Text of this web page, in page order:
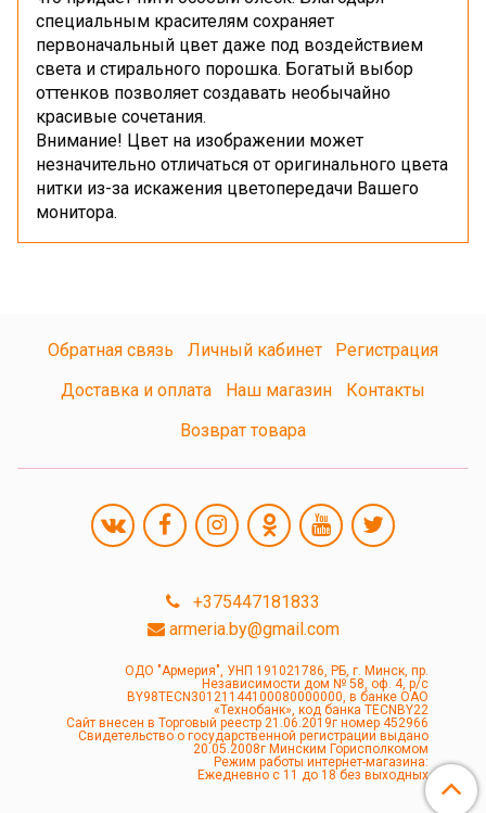
специальным красителям сохраняет
первоначальный цвет даже под воздействием
света и стирального порошка. Богатый выбор
оттенков позволяет создавать необычайно
красивые сочетания.
Внимание! Цвет на изображении может
незначительно отличаться от оригинального цвета
нитки из-за искажения цветопередачи Вашего
монитора.
Обратная связь Личный кабинет
Регистрация
Доставка и оплата
Наш магазин
Контакты
Возврат товара
+375447181833
armeria.by@gmail.com
ОДО "Армерия", УНП 191021786, РБ, г. Минск, пр.
Независимости дом № 58, оф. 4, р/с
BY98TECN30121144100080000000, в банке ОАО
«Технобанк», код банка TECNBY22
Сайт внесен в Торговый реестр 21.06.2019г номер 452966
Свидетельство о государственной регистрации выдано
20.05.2008г Минским Горисполкомом
Режим работы интернет-магазина:
Ежедневно с 11 до 18 без выходных